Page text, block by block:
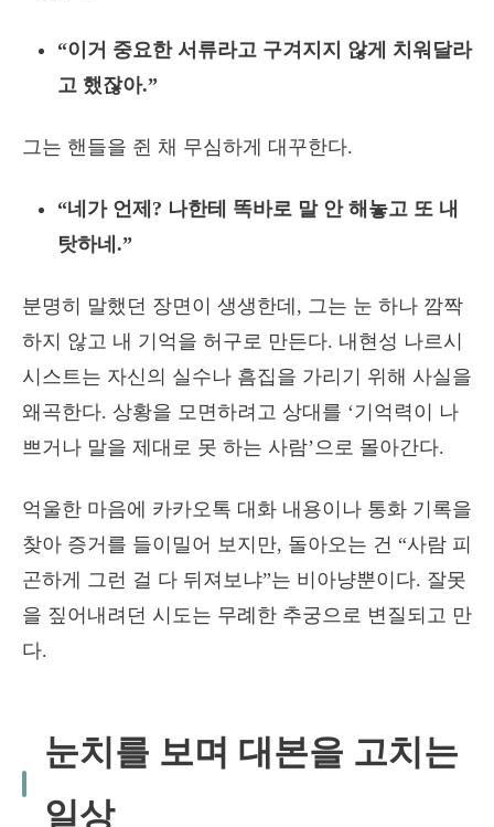
“이거 중요한 서류라고 구겨지지 않게 치워달라
고 했잖아.”
그는 핸들을 쥔 채 무심하게 대꾸한다.
“네가 언제? 나한테 똑바로 말 안 해놓고 또 내
탓하네.”
분명히 말했던 장면이 생생한데, 그는 눈 하나 깜짝
하지 않고 내 기억을 허구로 만든다. 내현성 나르시
시스트는 자신의 실수나 흠집을 가리기 위해 사실을
왜곡한다. 상황을 모면하려고 상대를 ‘기억력이 나
쁘거나 말을 제대로 못 하는 사람’으로 몰아간다.
억울한 마음에 카카오톡 대화 내용이나 통화 기록을
찾아 증거를 들이밀어 보지만, 돌아오는 건 “사람 피
곤하게 그런 걸 다 뒤져보냐”는 비아냥뿐이다. 잘못
을 짚어내려던 시도는 무례한 추궁으로 변질되고 만
다.
눈치를 보며 대본을 고치는
일상